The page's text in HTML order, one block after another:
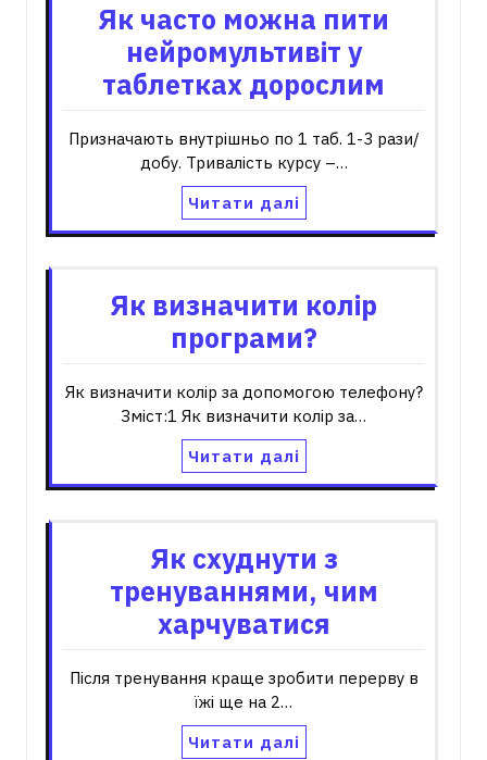
Як часто можна пити
нейромультивіт у
таблетках дорослим
Призначають внутрішньо по 1 таб. 1-3 рази/
добу. Тривалість курсу –…
Читати далі
Як визначити колір
програми?
Як визначити колір за допомогою телефону?
Зміст:1 Як визначити колір за…
Читати далі
Як схуднути з
тренуваннями, чим
харчуватися
Після тренування краще зробити перерву в
їжі ще на 2…
Читати далі